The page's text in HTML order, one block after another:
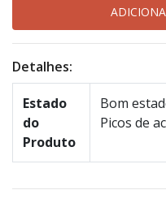
Detalhes:
Estado
do
Produto
Bom
Picos de